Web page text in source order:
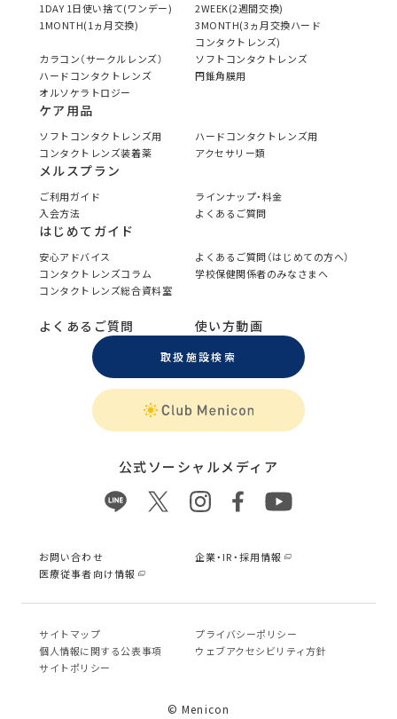
1DAY 1日使い捨て(ワンデー)
2WEEK(2週間交換)
1MONTH(1ヵ月交換)
3MONTH(3ヵ月交換ハード
コンタクトレンズ)
カラコン（サークルレンズ）
ソフトコンタクトレンズ
ハードコンタクトレンズ
円錐角膜用
オルソケラトロジー
ケア用品
ソフトコンタクトレンズ用
ハードコンタクトレンズ用
コンタクトレンズ装着薬
アクセサリー類
メルスプラン
ご利用ガイド
ラインナップ・料金
入会方法
よくあるご質問
はじめてガイド
安心アドバイス
よくあるご質問（はじめての方へ）
コンタクトレンズコラム
学校保健関係者のみなさまへ
コンタクトレンズ総合資料室
よくあるご質問 使い方動画
取扱施設検索
公式ソーシャルメディア
お問い合わせ
企業・IR・採用情報
医療従事者向け情報
サイトマップ
プライバシーポリシー
個⼈情報に関する公表事項
ウェブアクセシビリティ方針
サイトポリシー
© Menicon